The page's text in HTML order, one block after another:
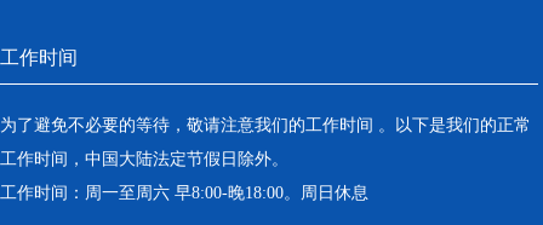
工作时间
为了避免不必要的等待，敬请注意我们的工作时间 。以下是我们的正常
工作时间，中国大陆法定节假日除外。
工作时间：周一至周六 早8:00-晚18:00。周日休息